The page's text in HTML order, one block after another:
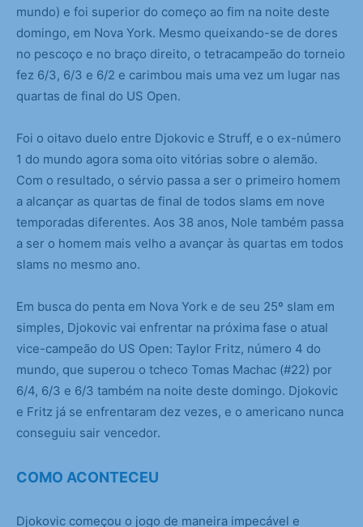
mundo) e foi superior do começo ao fim na noite deste
domingo, em Nova York. Mesmo queixando-se de dores
no pescoço e no braço direito, o tetracampeão do torneio
fez 6/3, 6/3 e 6/2 e carimbou mais uma vez um lugar nas
quartas de final do US Open.
Foi o oitavo duelo entre Djokovic e Struff, e o ex-número
1 do mundo agora soma oito vitórias sobre o alemão.
Com o resultado, o sérvio passa a ser o primeiro homem
a alcançar as quartas de final de todos slams em nove
temporadas diferentes. Aos 38 anos, Nole também passa
a ser o homem mais velho a avançar às quartas em todos
slams no mesmo ano.
Em busca do penta em Nova York e de seu 25º slam em
simples, Djokovic vai enfrentar na próxima fase o atual
vice-campeão do US Open: Taylor Fritz, número 4 do
mundo, que superou o tcheco Tomas Machac (#22) por
6/4, 6/3 e 6/3 também na noite deste domingo. Djokovic
e Fritz já se enfrentaram dez vezes, e o americano nunca
conseguiu sair vencedor.
COMO ACONTECEU
Djokovic começou o jogo de maneira impecável e